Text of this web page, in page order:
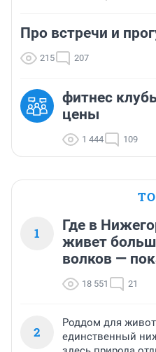
Про встречи и
215 207
фитнес
цены
1 444 109
1
Где в
живет
волков —
18 551 21
2
Роддом для
единственный